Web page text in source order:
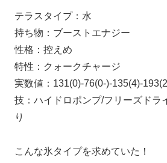
テラスタイプ：水
持ち物：ブーストエナジー
性格：控えめ
特性：クォークチャージ
実数値：131(0)-76(0-)-135(4)-
技：ハイドロポンプ/フリーズドラ
り
こんな氷タイプを求めていた！